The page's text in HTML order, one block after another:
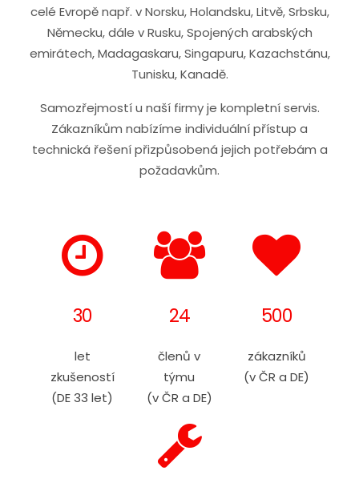
celé Evropě např. v Norsku, Holandsku, Litvě, Srbsku,
Německu, dále v Rusku, Spojených arabských
emirátech, Madagaskaru, Singapuru, Kazachstánu,
Tunisku, Kanadě.
Samozřejmostí u naší firmy je kompletní servis.
Zákazníkům nabízíme individuální přístup a
technická řešení přizpůsobená jejich potřebám a
požadavkům.
30
let
zkušeností
(DE 33 let)
24
členů v
týmu
(v ČR a DE)
500
zákazníků
(v ČR a DE)